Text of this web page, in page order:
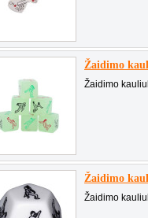
Žaidimo
Žaidimo
Žaidimo
Žaidimo